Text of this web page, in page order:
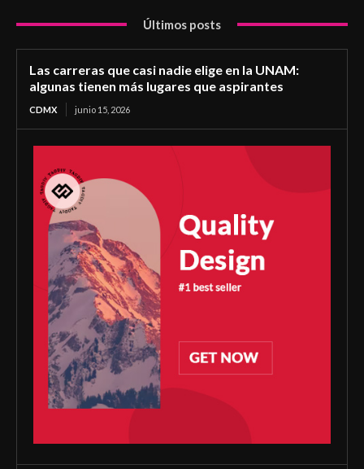
Últimos posts
Las carreras que casi nadie elige en la UNAM:
algunas tienen más lugares que aspirantes
CDMX junio 15, 2026